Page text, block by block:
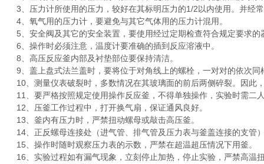
3、压力计所使用的压力，较好在其标明压力的1/2以内使用。并经
4、氧气用的压力计，要避免与其它气体用的压力计混用。
5、安全阀及其它的安全装置，要使用经过定期检查符合规定要求的
6、操作时必须注意，温度计要准确的插到反应溶液中。
8、高压反应釜内部及衬垫部位要保持清洁。
9、盖上盘式法兰盖时，要将位于对角线上的螺栓，一对对的依次同
10、测量仪表破裂时，多数情况在其玻璃面的前后两侧碎裂。因此
11、要严格按照规定使用操作反应釜，不得单独操作，实验时需二
12、压釜工作过程中，打开换气扇，保证通风良好。
13、釜内有压力时，严禁扭动螺母或敲击高压釜。
14、正反螺母连接处（进气管、排气管及压力表与釜盖连接的支管
15、操作时随时观察压力表的示数，严禁在超温超压情况下用釜。
16、实验过程如有漏气现象，立刻停止加热，停止实验，严禁高温